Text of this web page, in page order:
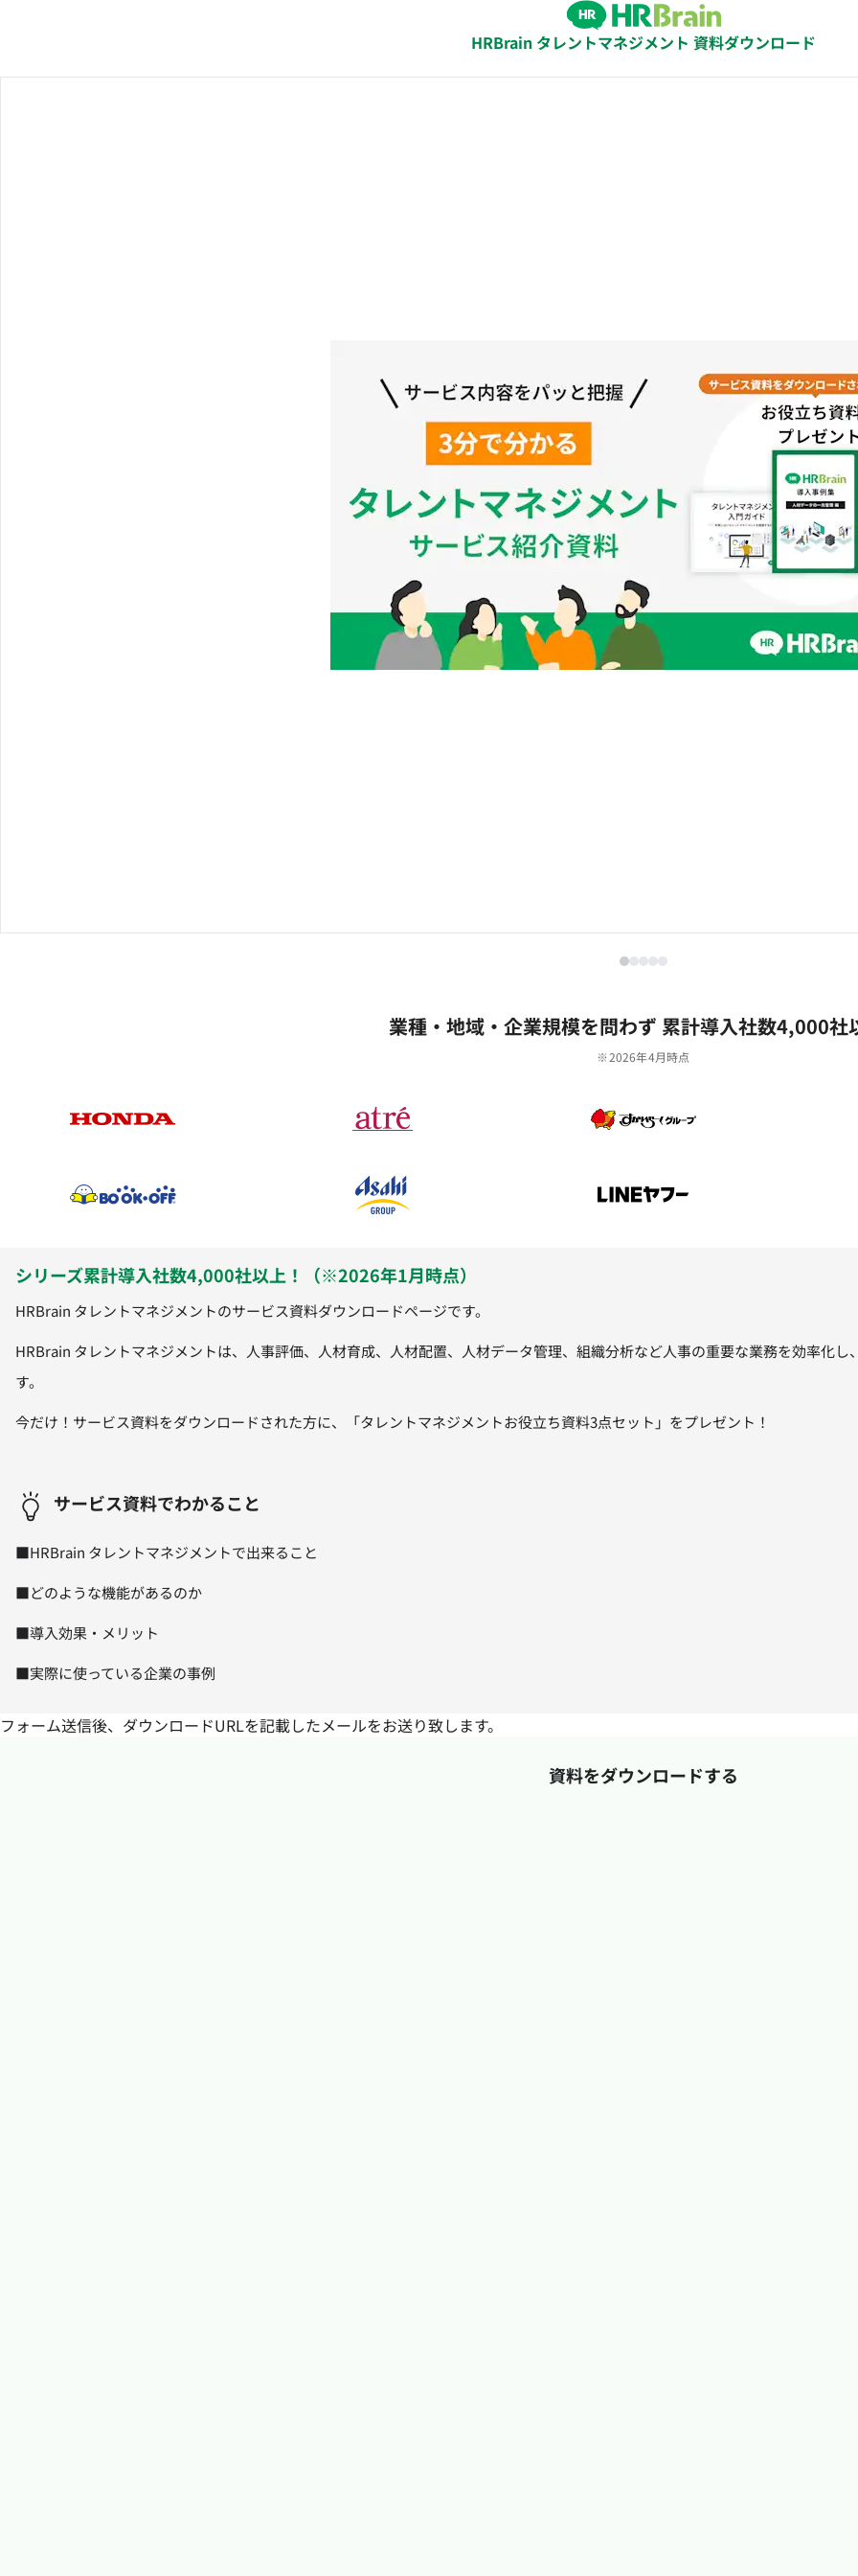
HRBrain タレントマネジメント 資料ダウンロード
業種‧地域‧企業規模を問わず 累計導⼊社数4,000社
※2026年4月時点
シリーズ累計導入社数4,000社以上！（※2026年1月時点）
HRBrain タレントマネジメントのサービス資料ダウンロードページです。
HRBrain タレントマネジメントは、人事評価、人材育成、人材配置、人材データ管理、組織分析など人事の重要な業務を効率化
す。
今だけ！サービス資料をダウンロードされた方に、「タレントマネジメントお役立ち資料3点セット」をプレゼント！
サービス資料でわかること
■HRBrain タレントマネジメントで出来ること
■どのような機能があるのか
■導入効果・メリット
■実際に使っている企業の事例
フォーム送信後、ダウンロードURLを記載したメールをお送り致します。
資料をダウンロードする